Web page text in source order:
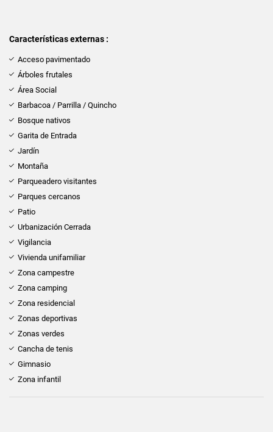
Características externas :
Acceso pavimentado
Árboles frutales
Área Social
Barbacoa / Parrilla / Quincho
Bosque nativos
Garita de Entrada
Jardín
Montaña
Parqueadero visitantes
Parques cercanos
Patio
Urbanización Cerrada
Vigilancia
Vivienda unifamiliar
Zona campestre
Zona camping
Zona residencial
Zonas deportivas
Zonas verdes
Cancha de tenis
Gimnasio
Zona infantil